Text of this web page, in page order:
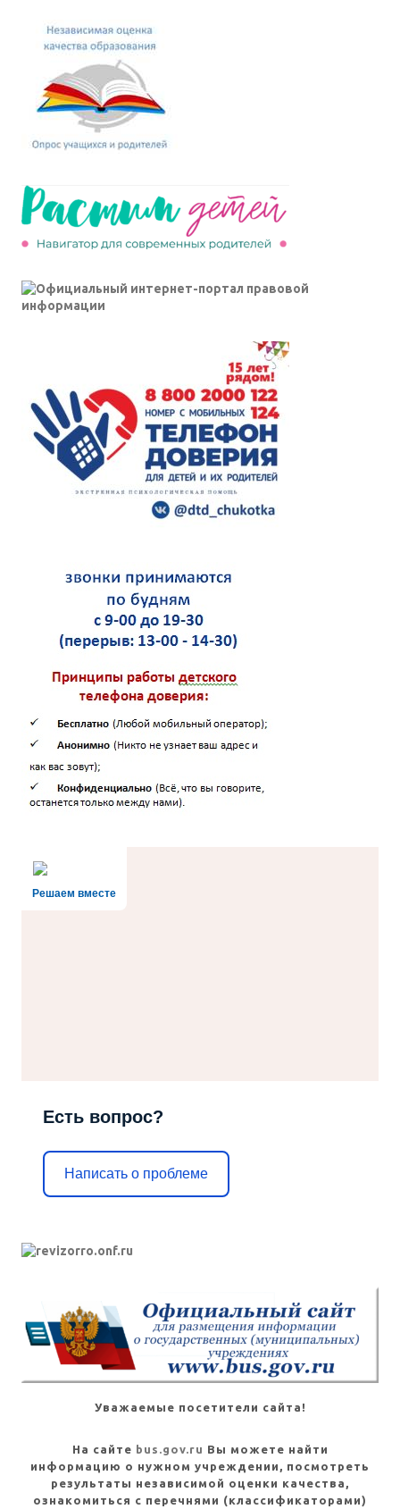
Решаем вместе
Есть вопрос?
Написать о проблеме
Уважаемые посетители сайта!
На сайте bus.gov.ru Вы можете найти
информацию о нужном учреждении, посмотреть
результаты независимой оценки качества,
ознакомиться с перечнями (классификаторами)